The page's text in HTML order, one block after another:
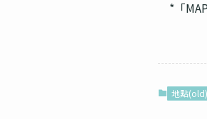
*「
地點(old)